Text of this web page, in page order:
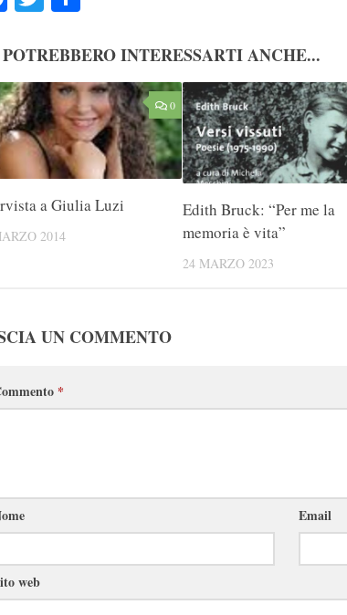
POTREBBERO INTERESSARTI ANCHE...
0
a Giulia Luzi
2014
Edith Bruck: “Per me la
memoria è vita”
24 MARZO 2023
UN COMMENTO
*
Email
web